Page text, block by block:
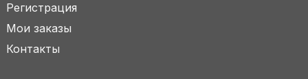
Регистрация
Мои заказы
Контакты